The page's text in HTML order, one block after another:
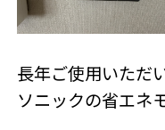
長年ご使用いただ
ソニックの省エネ